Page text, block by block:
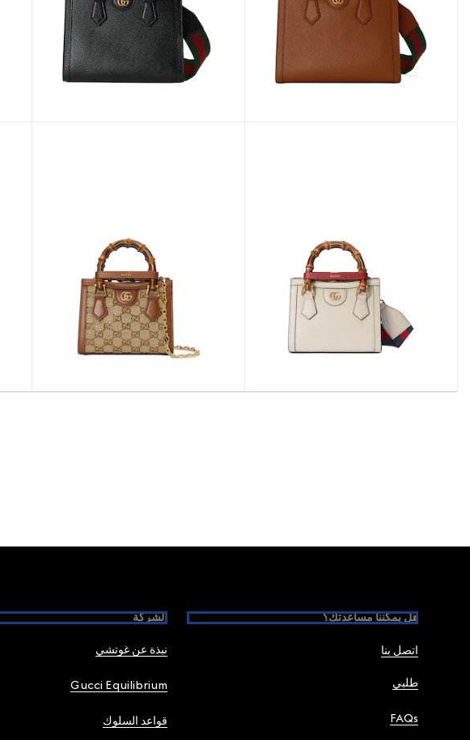
هل يمكننا مساعدتك؟
اتصل بنا
طلبي
FAQs
الشركة
نبذة عن غوتشي
Gucci Equilibrium
قواعد السلوك